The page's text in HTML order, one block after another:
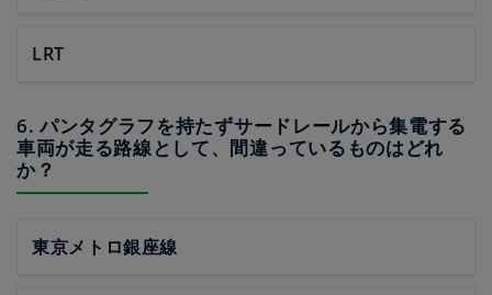
LRT
6. パンタグラフを持たずサードレールから集電する
車両が走る路線として、間違っているものはどれ
か？
東京メトロ銀座線